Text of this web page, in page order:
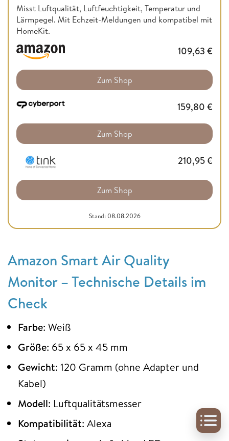
Misst Luftqualität, Luftfeuchtigkeit, Temperatur und
Lärmpegel. Mit Echzeit-Meldungen und kompatibel mit
HomeKit.
109,63 €
Zum Shop
159,80 €
Zum Shop
210,95€
Zum Shop
Stand: 08.08.2026
Amazon Smart Air Quality
Monitor – Technische Details im
Check
Farbe: Weiß
Größe: 65 x 65 x 45 mm
Gewicht: 120 Gramm (ohne Adapter und
Kabel)
Modell: Luftqualitätsmesser
Kompatibilität: Alexa